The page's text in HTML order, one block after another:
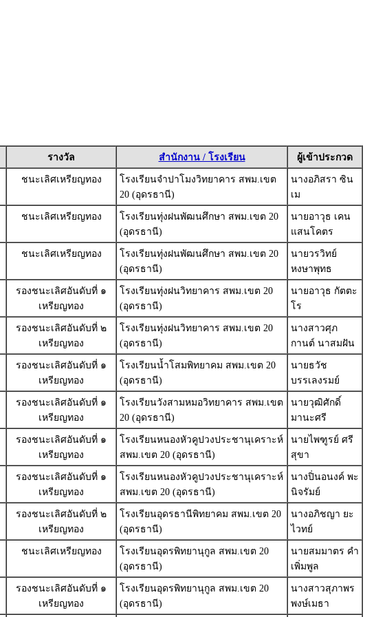
รางวัล สำนักงาน / โรงเรียน
ผู้เข้าประกวด
ชนะเลิศเหรียญทอง
โรงเรียนจำปาโมงวิทยาคาร สพม.เขต
20 (อุดรธานี)
นางอภิสรา ซิน
เม
ชนะเลิศเหรียญทอง
โรงเรียนทุ่งฝนพัฒนศึกษา สพม.เขต 20
(อุดรธานี)
นายอาวุธ เคน
แสนโคตร
ชนะเลิศเหรียญทอง
โรงเรียนทุ่งฝนพัฒนศึกษา สพม.เขต 20
(อุดรธานี)
นายวรวิทย์
หงษาพุทธ
รองชนะเลิศอันดับที่ ๑
เหรียญทอง
โรงเรียนทุ่งฝนวิทยาคาร สพม.เขต 20
(อุดรธานี)
นายอาวุธ กัตตะ
โร
รองชนะเลิศอันดับที่ ๒
เหรียญทอง
โรงเรียนทุ่งฝนวิทยาคาร สพม.เขต 20
(อุดรธานี)
นางสาวศุภ
กานต์ นาสมฝัน
รองชนะเลิศอันดับที่ ๑
เหรียญทอง
โรงเรียนน้ำโสมพิทยาคม สพม.เขต 20
(อุดรธานี)
นายธวัช
บรรเลงรมย์
รองชนะเลิศอันดับที่ ๑
เหรียญทอง
โรงเรียนวังสามหมอวิทยาคาร สพม.เขต
20 (อุดรธานี)
นายวุฒิศักดิ์
มานะศรี
รองชนะเลิศอันดับที่ ๑
เหรียญทอง
โรงเรียนหนองหัวคูปวงประชานุเคราะห์
สพม.เขต 20 (อุดรธานี)
นายไพฑูรย์ ศรี
สุขา
รองชนะเลิศอันดับที่ ๑
เหรียญทอง
โรงเรียนหนองหัวคูปวงประชานุเคราะห์
สพม.เขต 20 (อุดรธานี)
นางปิ่นอนงค์ พะ
นิจรัมย์
รองชนะเลิศอันดับที่ ๒
เหรียญทอง
โรงเรียนอุดรธานีพิทยาคม สพม.เขต 20
(อุดรธานี)
นางอภิชญา ยะ
ไวทย์
ชนะเลิศเหรียญทอง
โรงเรียนอุดรพิทยานุกูล สพม.เขต 20
(อุดรธานี)
นายสมมาตร คำ
เพิ่มพูล
รองชนะเลิศอันดับที่ ๑
เหรียญทอง
โรงเรียนอุดรพิทยานุกูล สพม.เขต 20
(อุดรธานี)
นางสาวสุภาพร
พงษ์เมธา